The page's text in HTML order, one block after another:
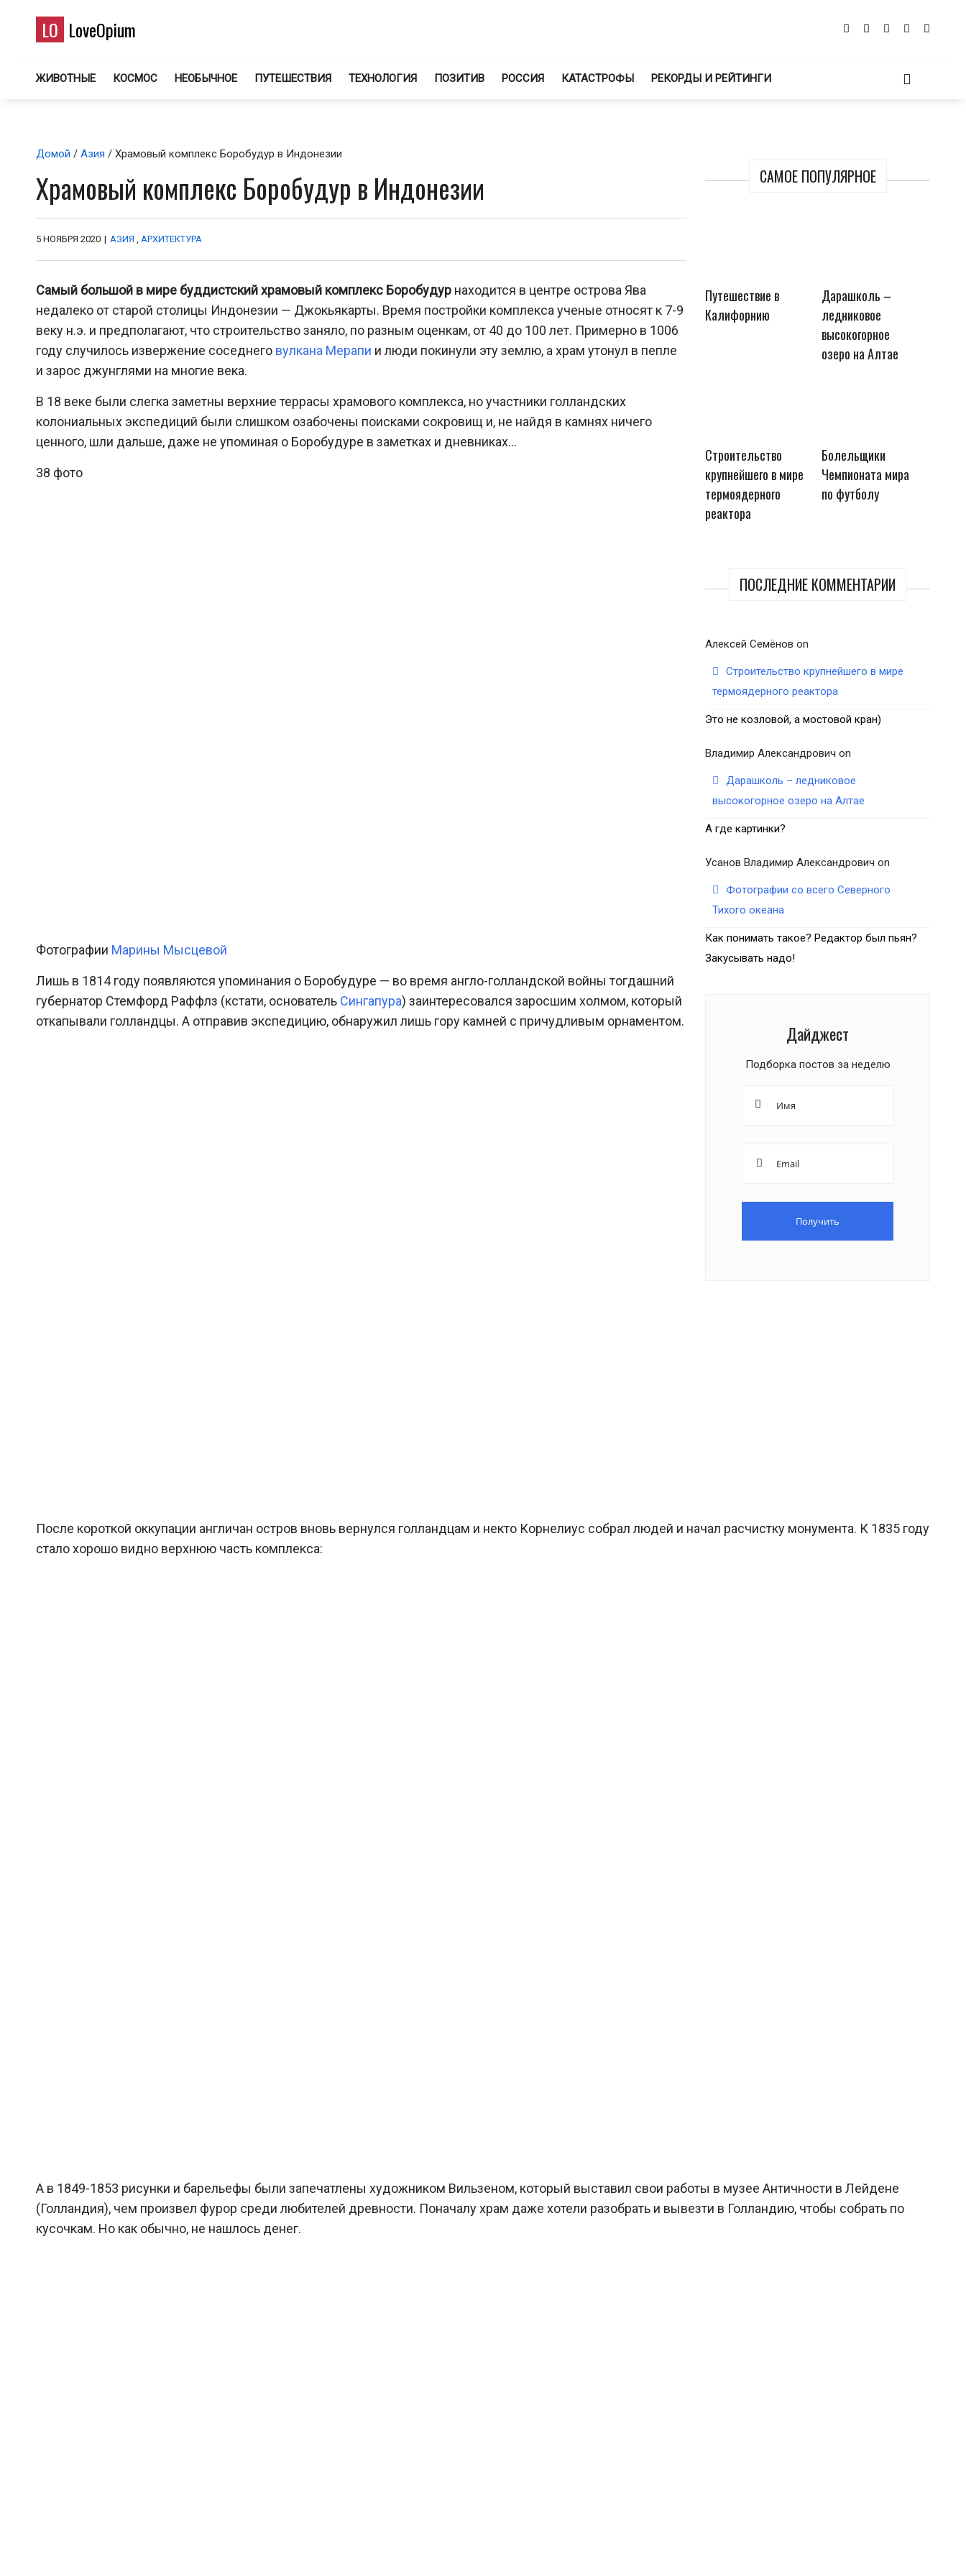
LO LoveOpium
ЖИВОТНЫЕ КОСМОС НЕОБЫЧНОЕ ПУТЕШЕСТВИЯ ТЕХНОЛОГИЯ ПОЗИТИВ РОССИЯ КАТАСТРОФЫ РЕКОРДЫ И РЕЙТИНГИ
САМОЕ ПОПУЛЯРНОЕ
Путешествие в
Калифорнию
Дарашколь –
ледниковое
высокогорное
озеро на Алтае
Строительство
крупнейшего в мире
термоядерного
реактора
Болельщики
Чемпионата мира
по футболу
ПОСЛЕДНИЕ КОММЕНТАРИИ
Алексей Семёнов on
Строительство крупнейшего в мире
термоядерного реактора
Это не козловой, а мостовой кран)
Владимир Александрович on
Дарашколь – ледниковое
высокогорное озеро на Алтае
А где картинки?
Усанов Владимир Александрович on
Фотографии со всего Северного
Тихого океана
Как понимать такое? Редактор был пьян?
Закусывать надо!
Дайджест
Подборка постов за неделю
Домой / Азия / Храмовый комплекс Боробудур в Индонезии
Храмовый комплекс Боробудур в Индонезии
5 НОЯБРЯ 2020 | АЗИЯ , АРХИТЕКТУРА
Самый большой в мире буддистский храмовый комплекс Боробудур находится в центре острова Ява
недалеко от старой столицы Индонезии — Джокьякарты. Время постройки комплекса ученые относят к 7-9
веку н.э. и предполагают, что строительство заняло, по разным оценкам, от 40 до 100 лет. Примерно в 1006
году случилось извержение соседнего вулкана Мерапи и люди покинули эту землю, а храм утонул в пепле
и зарос джунглями на многие века.
В 18 веке были слегка заметны верхние террасы храмового комплекса, но участники голландских
колониальных экспедиций были слишком озабочены поисками сокровищ и, не найдя в камнях ничего
ценного, шли дальше, даже не упоминая о Боробудуре в заметках и дневниках…
38 фото
Фотографии Марины Мысцевой
Лишь в 1814 году появляются упоминания о Боробудуре — во время англо-голландской войны тогдашний
губернатор Стемфорд Раффлз (кстати, основатель Сингапура) заинтересовался заросшим холмом, который
откапывали голландцы. А отправив экспедицию, обнаружил лишь гору камней с причудливым орнаментом.
После короткой оккупации англичан остров вновь вернулся голландцам и некто Корнелиус собрал людей и начал расчистку монумента. К 1835 году
стало хорошо видно верхнюю часть комплекса:
А в 1849-1853 рисунки и барельефы были запечатлены художником Вильзеном, который выставил свои работы в музее Античности в Лейдене
(Голландия), чем произвел фурор среди любителей древности. Поначалу храм даже хотели разобрать и вывезти в Голландию, чтобы собрать по
кусочкам. Но как обычно, не нашлось денег.